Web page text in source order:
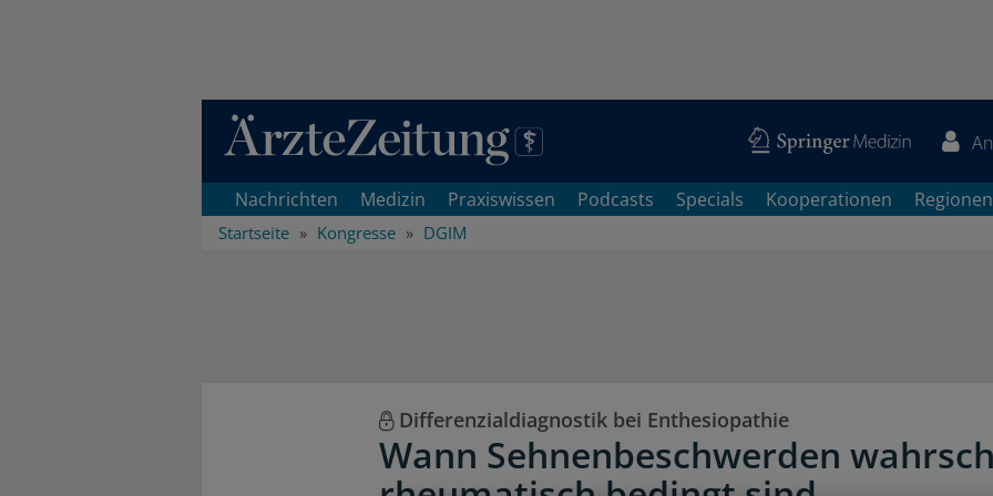
Direkt zum Inhaltsbereich
Nachrichten Medizin Praxiswissen Podcasts Specials Kooperationen Regionen
Startseite Kongresse DGIM
Differenzialdiagnostik bei Enthesiopathie
Wann Sehnenbeschwerden